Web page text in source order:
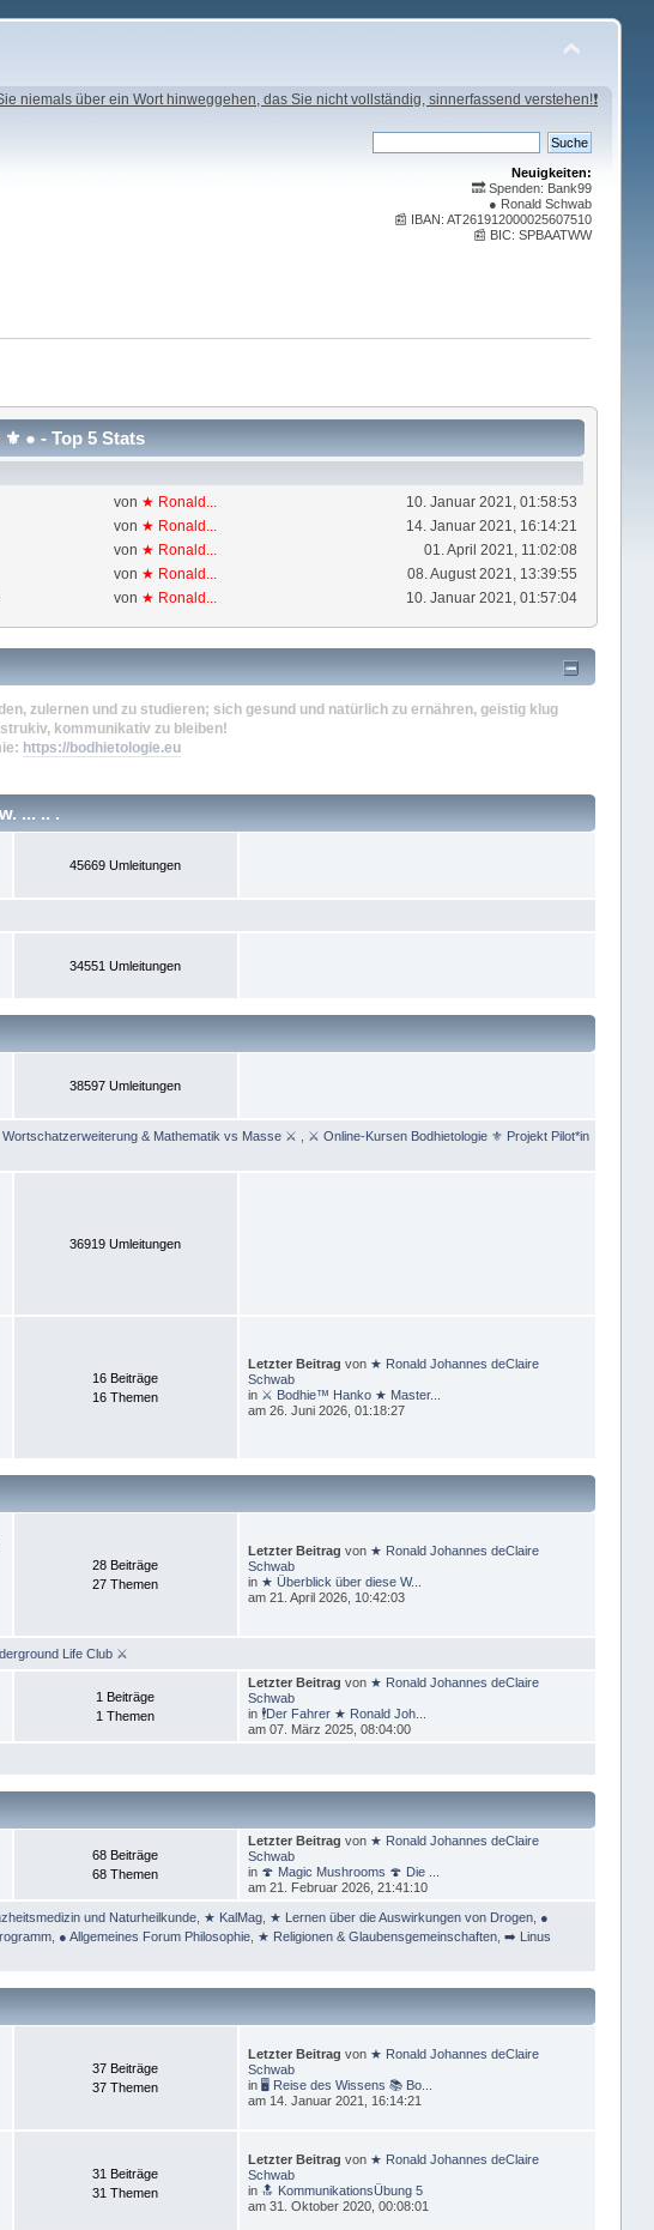
niemals über ein Wort hinweggehen, das Sie nicht vollständig, sinnerfassend verstehen!❗
Neuigkeiten:
🔜 Spenden: Bank99
● Ronald Schwab
📰 IBAN: AT261912000025607510
📰 BIC: SPBAATWW
● - Top 5 Stats
von ★ Ronald...
10. Januar 2021, 01:58:53
von ★ Ronald...
14. Januar 2021, 16:14:21
von ★ Ronald...
01. April 2021, 11:02:08
von ★ Ronald...
08. August 2021, 13:39:55
von ★ Ronald... 10. Januar 2021, 01:57:04
zulernen und zu studieren; sich gesund und natürlich zu ernähren, geistig klug
kommunikativ zu bleiben!
https://bodhietologie.eu
... .. .
45669 Umleitungen
34551 Umleitungen
38597 Umleitungen
& Mathematik vs Masse ⚔
⚔ Online-Kursen Bodhietologie ⚜ Projekt Pilot*in
36919 Umleitungen
16 Beiträge
16 Themen
Letzter Beitrag von ★ Ronald Johannes deClaire
Schwab
in ⚔ Bodhie™ Hanko ★ Master...
am 26. Juni 2026, 01:18:27
28 Beiträge
27 Themen
Letzter Beitrag von ★ Ronald Johannes deClaire
Schwab
in ★ Überblick über diese W...
am 21. April 2026, 10:42:03
Life Club ⚔
1 Beiträge
1 Themen
Letzter Beitrag von ★ Ronald Johannes deClaire
Schwab
in 🕴Der Fahrer ★ Ronald Joh...
am 07. März 2025, 08:04:00
68 Beiträge
68 Themen
Letzter Beitrag von ★ Ronald Johannes deClaire
Schwab
in 🍄 Magic Mushrooms 🍄 Die ...
am 21. Februar 2026, 21:41:10
und Naturheilkunde, ★ KalMag, ★ Lernen über die Auswirkungen von Drogen, ●
, ● Allgemeines Forum Philosophie, ★ Religionen & Glaubensgemeinschaften, ➡️ Linus
37 Beiträge
37 Themen
Letzter Beitrag von ★ Ronald Johannes deClaire
Schwab
in 🖥 Reise des Wissens 📚 Bo...
am 14. Januar 2021, 16:14:21
31 Beiträge
31 Themen
Letzter Beitrag von ★ Ronald Johannes deClaire
Schwab
in 🔝 KommunikationsÜbung 5
am 31. Oktober 2020, 00:08:01